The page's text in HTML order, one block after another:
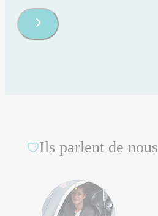
Ils parlent de nous